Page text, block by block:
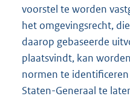
voorstel te worden
het omgevingsrecht,
daarop gebaseerde
plaatsvindt, kan
normen te
Staten-Generaal te